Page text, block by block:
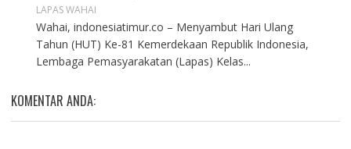
LAPAS WAHAI
Wahai, indonesiatimur.co – Menyambut Hari Ulang
Tahun (HUT) Ke-81 Kemerdekaan Republik Indonesia,
Lembaga Pemasyarakatan (Lapas) Kelas...
KOMENTAR ANDA: